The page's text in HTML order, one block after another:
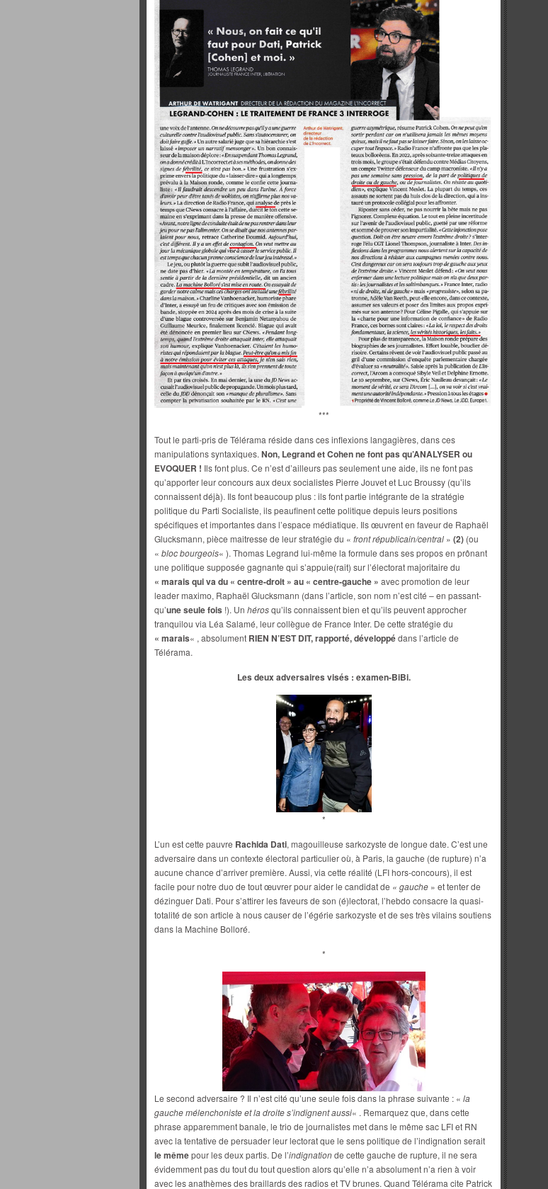
***
Tout le parti-pris de Télérama réside dans ces inflexions langagières, dans ces
manipulations syntaxiques. Non, Legrand et Cohen ne font pas qu’ANALYSER ou
EVOQUER ! Ils font plus. Ce n’est d’ailleurs pas seulement une aide, ils ne font pas
qu’apporter leur concours aux deux socialistes Pierre Jouvet et Luc Broussy (qu’ils
connaissent déjà). Ils font beaucoup plus : ils font partie intégrante de la stratégie
politique du Parti Socialiste, ils peaufinent cette politique depuis leurs positions
spécifiques et importantes dans l’espace médiatique. Ils œuvrent en faveur de Raphaël
Glucksmann, pièce maitresse de leur stratégie du « front républicain/central » (2) (ou
« bloc bourgeois« ). Thomas Legrand lui-même la formule dans ses propos en prônant
une politique supposée gagnante qui s’appuie(rait) sur l’électorat majoritaire du
« marais qui va du « centre-droit » au « centre-gauche » avec promotion de leur
leader maximo, Raphaël Glucksmann (dans l’article, son nom n’est cité – en passant-
qu’une seule fois !). Un hérosqu’ils connaissent bien et qu’ils peuvent approcher
tranquilou via Léa Salamé, leur collègue de France Inter. De cette stratégie du
« marais« , absolument RIEN N’EST DIT, rapporté, développédans l’article de
Télérama.
Les deux adversaires visés : examen-BiBi.
*
L’un est cette pauvre Rachida Dati, magouilleuse sarkozyste de longue date. C’est une
adversaire dans un contexte électoral particulier où, à Paris, la gauche (de rupture) n’a
aucune chance d’arriver première. Aussi, via cette réalité (LFI hors-concours), il est
facile pour notre duo de tout œuvrer pour aider le candidat de « gauche » et tenter de
dézinguer Dati. Pour s’attirer les faveurs de son (é)lectorat, l’hebdo consacre la quasi-
totalité de son article à nous causer de l’égérie sarkozyste et de ses très vilains soutiens
dans la Machine Bolloré.
*
Le second adversaire ? Il n’est cité qu’une seule fois dans la phrase suivante : « la
gauche mélenchoniste et la droite s’indignent aussi« . Remarquez que, dans cette
phrase apparemment banale, le trio de journalistes met dans le même sac LFI et RN
avec la tentative de persuader leur lectorat que le sens politique de l’indignation serait
le mêmepour les deux partis. De l’indignationde cette gauche de rupture, il ne sera
évidemment pas du tout du tout question alors qu’elle n’a absolument n’a rien à voir
avec les anathèmes des braillards des radios et TV brunes. Quand Télérama cite Patrick